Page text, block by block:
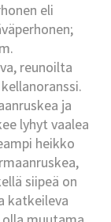
eli
reunoilta
ja
lyhyt vaalea
heikko
siipeä on
katkeileva